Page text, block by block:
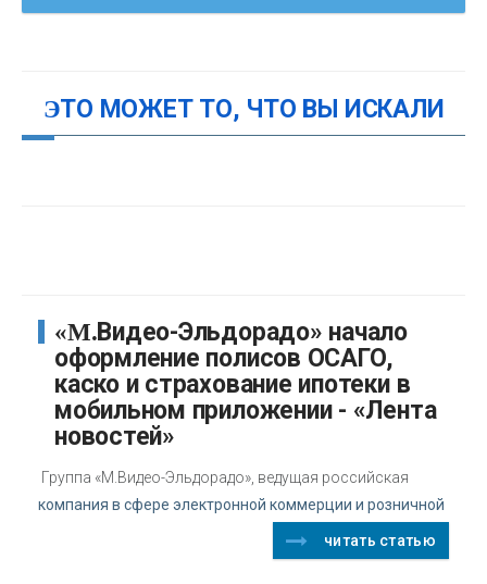
ЭТО МОЖЕТ ТО, ЧТО ВЫ ИСКАЛИ
«М.Видео-Эльдорадо» начало
оформление полисов ОСАГО,
каско и страхование ипотеки в
мобильном приложении - «Лента
новостей»
Группа «М.Видео-Эльдорадо», ведущая российская
компания в сфере электронной коммерции и розничной
читать статью